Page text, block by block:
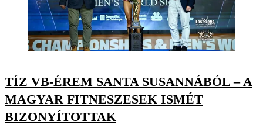
TÍZ VB-ÉREM SANTA SUSANNÁBÓL – A
MAGYAR FITNESZESEK ISMÉT
BIZONYÍTOTTAK